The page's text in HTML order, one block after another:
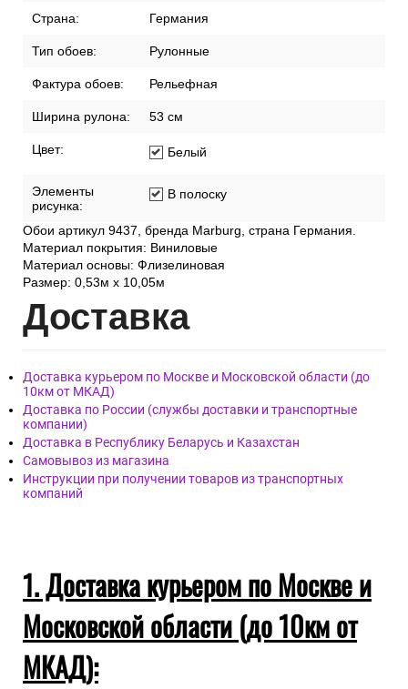
Страна: Германия
Тип обоев: Рулонные
Фактура обоев: Рельефная
Ширина рулона: 53 см
Цвет: Белый
Элементы
рисунка:
В полоску
Обои артикул 9437, бренда Marburg, страна Германия.
Материал покрытия: Виниловые
Материал основы: Флизелиновая
Размер: 0,53м x 10,05м
Доставка
Доставка курьером по Москве и Московской области (до
10км от МКАД)
Доставка по России (службы доставки и транспортные
компании)
Доставка в Республику Беларусь и Казахстан
Самовывоз из магазина
Инструкции при получении товаров из транспортных
компаний
1. Доставка курьером по Москве и
Московской области (до 10км от
МКАД):